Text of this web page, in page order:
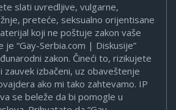
slati uvredljive, vulgarne,
preteće, seksualno orijentisane
koji ne poštuje zakon vaše
je “Gay-Serbia.com | Diskusije”
zakon. Čineći to, rizikujete
zauvek izbačeni, uz obaveštenje
ako mi tako zahtevamo. IP
se beleže da bi pomogle u